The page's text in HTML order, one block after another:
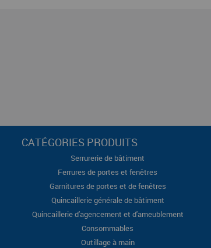
CATÉGORIES PRODUITS
Serrurerie de bâtiment
Ferrures de portes et fenêtres
Garnitures de portes et de fenêtres
Quincaillerie générale de bâtiment
Quincaillerie d'agencement et d'ameublement
Consommables
Outillage à main